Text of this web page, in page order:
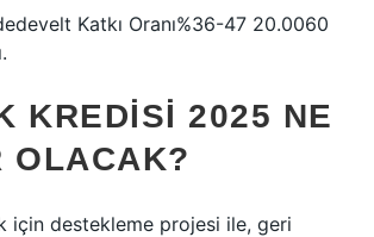
Katkı Oranı%36-47 20.0060
KREDISI 2025 NE
OLACAK?
için destekleme projesi ile, geri